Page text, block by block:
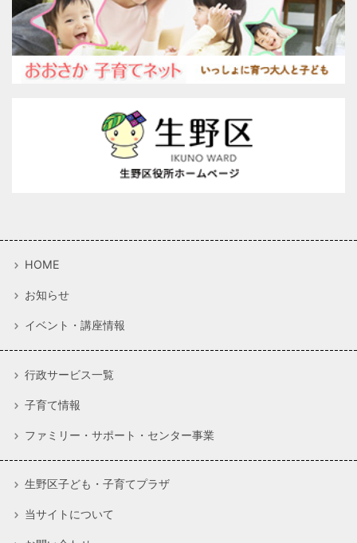
HOME
お知らせ
イベント・講座情報
行政サービス一覧
子育て情報
ファミリー・サポート・センター事業
生野区子ども・子育てプラザ
当サイトについて